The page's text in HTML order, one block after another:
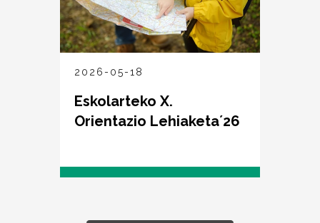
2026-05-18
Eskolarteko X.
Orientazio Lehiaketa´26